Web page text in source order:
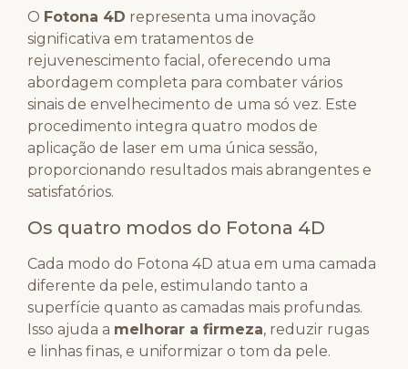
O Fotona 4D representa uma inovação
significativa em tratamentos de
rejuvenescimento facial, oferecendo uma
abordagem completa para combater vários
sinais de envelhecimento de uma só vez. Este
procedimento integra quatro modos de
aplicação de laser em uma única sessão,
proporcionando resultados mais abrangentes e
satisfatórios.
Os quatro modos do Fotona 4D
Cada modo do Fotona 4D atua em uma camada
diferente da pele, estimulando tanto a
superfície quanto as camadas mais profundas.
Isso ajuda a melhorar a firmeza, reduzir rugas
e linhas finas, e uniformizar o tom da pele.